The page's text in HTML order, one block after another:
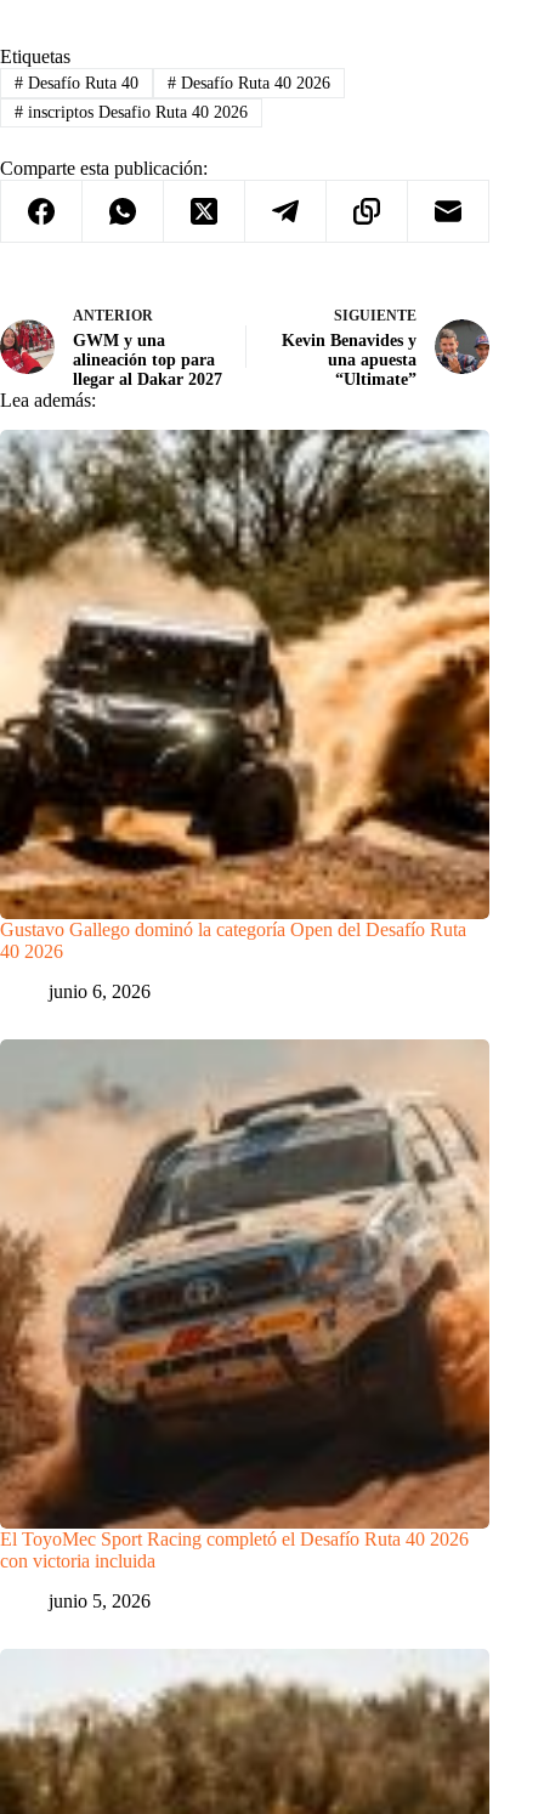
Etiquetas
#Desafío Ruta 40 #Desafío Ruta 40 2026
#inscriptos Desafio Ruta 40 2026
Comparte esta publicación:
ANTERIOR
GWM y una
alineación top para
llegar al Dakar 2027
SIGUIENTE
Kevin Benavides y
una apuesta
“Ultimate”
Lea además:
Gustavo Gallego dominó la categoría Open del Desafío Ruta
40 2026
junio 6, 2026
El ToyoMec Sport Racing completó el Desafío Ruta 40 2026
con victoria incluida
junio 5, 2026